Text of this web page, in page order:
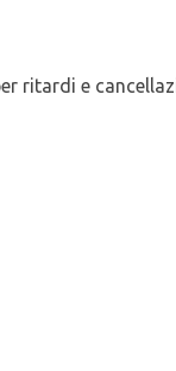
ritardi e